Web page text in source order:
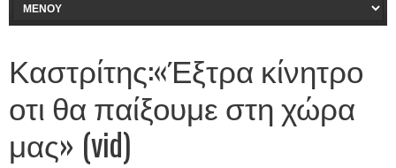
Καστρίτης:«Έξτρα κίνητρο
οτι θα παίξουμε στη χώρα
μας» (vid)